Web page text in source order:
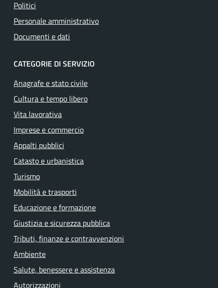
Politici
Personale amministrativo
Documenti e dati
CATEGORIE DI SERVIZIO
Anagrafe e stato civile
Cultura e tempo libero
Vita lavorativa
Imprese e commercio
Appalti pubblici
Catasto e urbanistica
Turismo
Mobilità e trasporti
Educazione e formazione
Giustizia e sicurezza pubblica
Tributi, finanze e contravvenzioni
Ambiente
Salute, benessere e assistenza
Autorizzazioni